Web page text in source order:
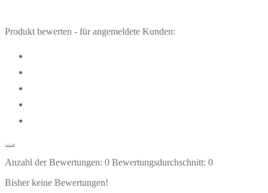
Produkt bewerten - für angemeldete Kunden:
Anzahl der Bewertungen: 0 Bewertungsdurchschnitt: 0
Bisher keine Bewertungen!